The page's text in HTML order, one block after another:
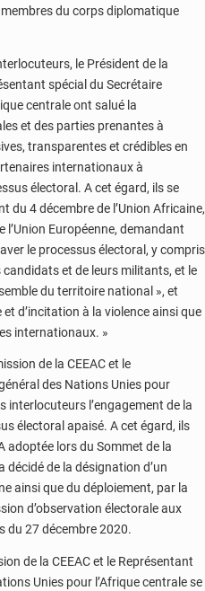
membres du corps diplomatique
le Président de la
spécial du Secrétaire
centrale ont salué la
et des parties prenantes à
transparentes et crédibles en
internationaux à
électoral. A cet égard, ils se
du 4 décembre de l’Union Africaine,
l’Union Européenne, demandant
le processus électoral, y compris
et de leurs militants, et le
du territoire national », et
d’incitation à la violence ainsi que
internationaux. »
de la CEEAC et le
des Nations Unies pour
interlocuteurs l’engagement de la
électoral apaisé. A cet égard, ils
adoptée lors du Sommet de la
décidé de la désignation d’un
ainsi que du déploiement, par la
d’observation électorale aux
du 27 décembre 2020.
de la CEEAC et le Représentant
Unies pour l’Afrique centrale se